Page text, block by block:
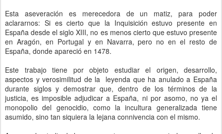
Esta aseveración es merecedora de un matiz, para poder
aclararnos: Si es cierto que la Inquisición estuvo presente en
España desde el siglo XIII, no es menos cierto que estuvo presente
en Aragón, en Portugal y en Navarra, pero no en el resto de
España, donde apareció en 1478.
Este trabajo tiene por objeto estudiar el origen, desarrollo,
aspectos y verosimilitud de la leyenda que ha anulado a España
durante siglos y demostrar que, dentro de los términos de la
justicia, es imposible adjudicar a España, ni por asomo, no ya el
monopolio del genocidio, como la incultura generalizada tiene
asumido, sino tan siquiera la lejana connivencia con el mismo.